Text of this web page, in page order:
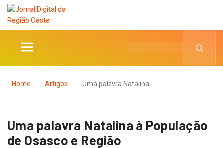
Home Artigos Uma palavra Natalina…
Uma palavra Natalina à População
de Osasco e Região